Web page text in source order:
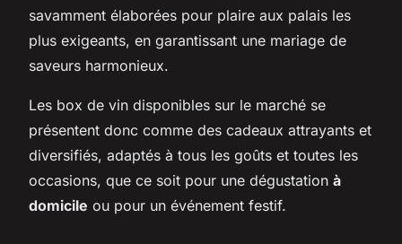
savamment élaborées pour plaire aux palais les
plus exigeants, en garantissant une mariage de
saveurs harmonieux.
Les box de vin disponibles sur le marché se
présentent donc comme des cadeaux attrayants et
diversifiés, adaptés à tous les goûts et toutes les
occasions, que ce soit pour une dégustation à
domicile ou pour un événement festif.